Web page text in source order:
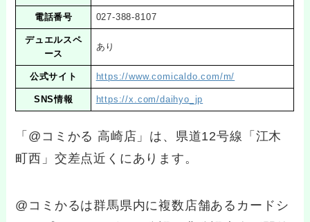
電話番号 027-388-8107
デュエルスペ
ース
あり
公式サイト https://www.comicaldo.com/m/
SNS情報 https://x.com/daihyo_jp
「@コミかる 高崎店」は、県道12号線「江木
町西」交差点近くにあります。
@コミかるは群馬県内に複数店舗あるカードシ